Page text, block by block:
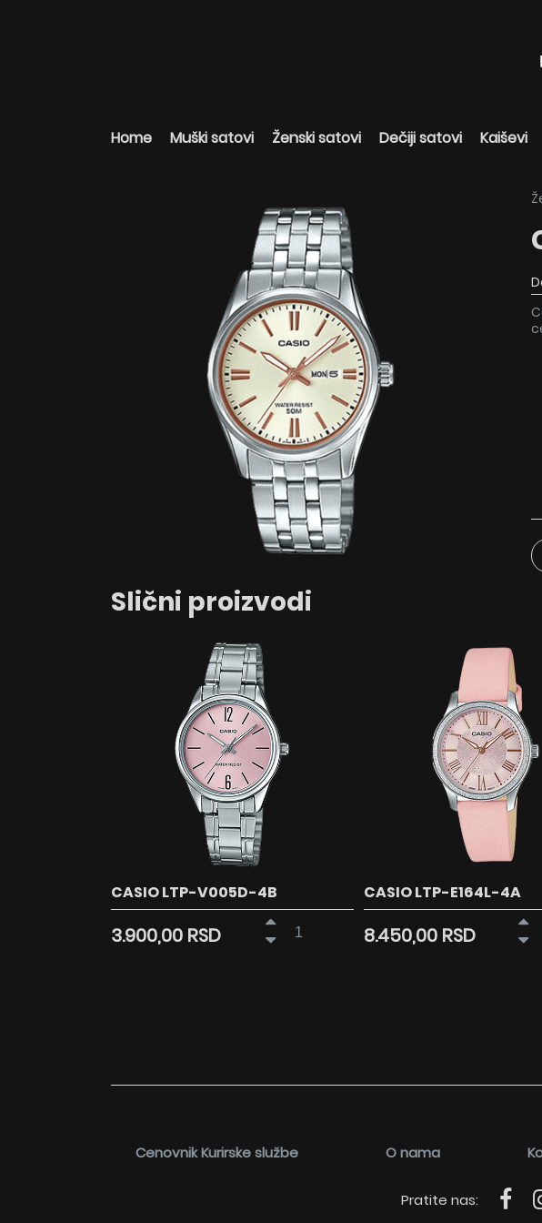
Home Muški satovi Ženski satovi Dečiji satovi Kaiševi
Slični proizvodi
CASIO LTP-V005D-4B
3.900,00 RSD
CASIO LTP-E164L-4A
8.450,00 RSD
Cenovnik Kurirske službe O nama
Pratite nas: